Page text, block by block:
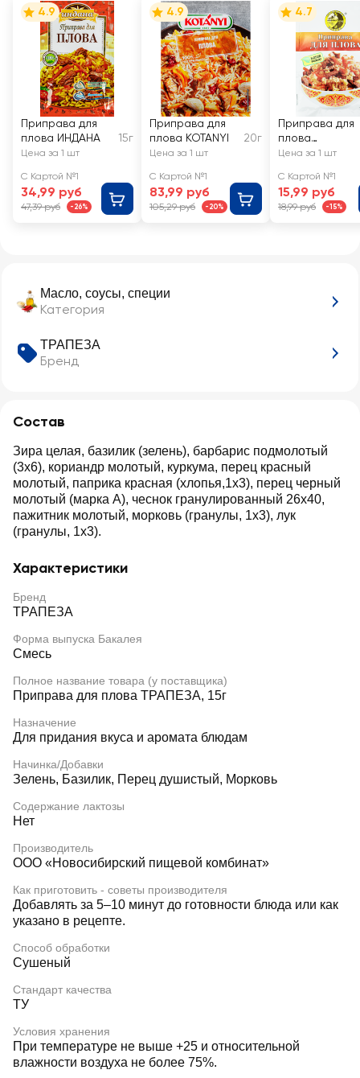
Масло, соусы, специи
Категория
ТРАПЕЗА
Бренд
Состав
Зира целая, базилик (зелень), барбарис подмолотый
(3х6), кориандр молотый, куркума, перец красный
молотый, паприка красная (хлопья,1х3), перец черный
молотый (марка A), чеснок гранулированный 26х40,
пажитник молотый, морковь (гранулы, 1х3), лук
(гранулы, 1х3).
Характеристики
Бренд
ТРАПЕЗА
Форма выпуска Бакалея
Смесь
Полное название товара (у поставщика)
Приправа для плова ТРАПЕЗА, 15г
Назначение
Для придания вкуса и аромата блюдам
Начинка/Добавки
Зелень, Базилик, Перец душистый, Морковь
Содержание лактозы
Нет
Производитель
ООО «Новосибирский пищевой комбинат»
Как приготовить - советы производителя
Добавлять за 5–10 минут до готовности блюда или как
указано в рецепте.
Способ обработки
Сушеный
Стандарт качества
ТУ
Условия хранения
При температуре не выше +25 и относительной
влажности воздуха не более 75%.
4.9
Приправа для
плова ИНДАНА
15г
Цена за 1 шт
С Картой №1
34,99 руб
47,39 руб -26%
4.9
Приправа для
плова KOTANYI
20г
Цена за 1 шт
С Картой №1
83,99 руб
105,29 руб -20%
4.7
Приправа для
плова
СОЛНЕЧНЫЙ
Цена за 1 шт
С Картой №1
15,99 руб
18,99 руб -15%